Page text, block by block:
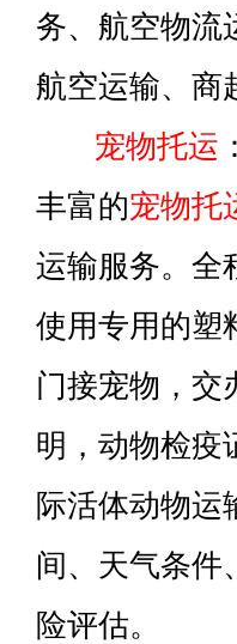
务、航空物流
航空运输、商
宠物托运
丰富的宠物托
运输服务。全
使用专用的塑
门接宠物，交
明，动物检疫
际活体动物运
间、天气条件
险评估。